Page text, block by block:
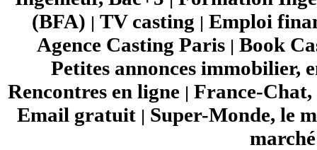
(BFA) | TV casting | Emploi
Agence Casting Paris | Book
Petites annonces immobilier,
Rencontres en ligne | France-Chat,
Email gratuit| Super-Monde, le